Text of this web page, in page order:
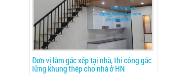
Đơn vị làm gác xép tại nhà, thi công gác
lửng khung thép cho nhà ở HN